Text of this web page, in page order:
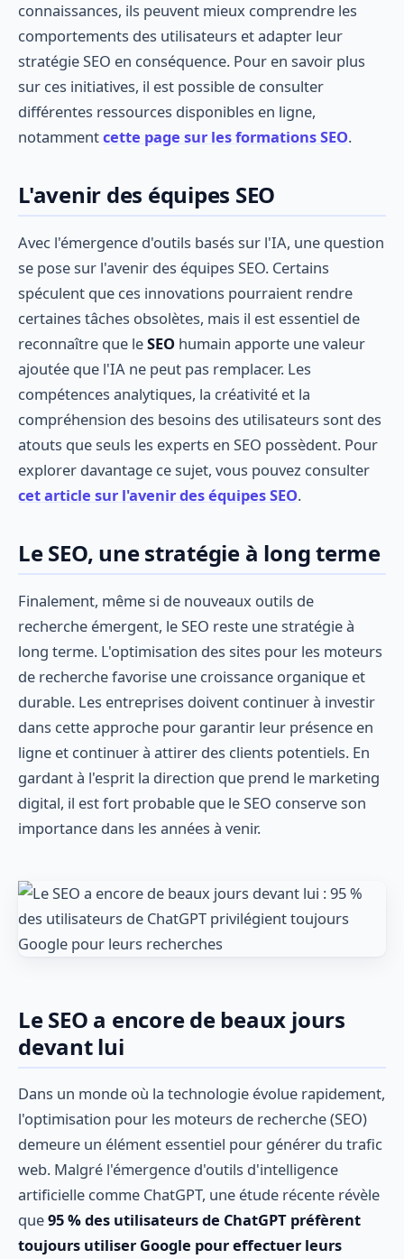
connaissances, ils peuvent mieux comprendre les
comportements des utilisateurs et adapter leur
stratégie SEO en conséquence. Pour en savoir plus
sur ces initiatives, il est possible de consulter
différentes ressources disponibles en ligne,
notammentcette page sur les formations SEO.
L'avenir des équipes SEO
Avec l'émergence d'outils basés sur l'IA, une question
se pose sur l'avenir des équipes SEO. Certains
spéculent que ces innovations pourraient rendre
certaines tâches obsolètes, mais il est essentiel de
reconnaître que leSEO humain apporte une valeur
ajoutée que l'IA ne peut pas remplacer. Les
compétences analytiques, la créativité et la
compréhension des besoins des utilisateurs sont des
atouts que seuls les experts en SEO possèdent. Pour
explorer davantage ce sujet, vous pouvez consulter
cet article sur l'avenir des équipes SEO.
Le SEO, une stratégie à long terme
Finalement, même si de nouveaux outils de
recherche émergent, le SEO reste une stratégie à
long terme. L'optimisation des sites pour les moteurs
de recherche favorise une croissance organique et
durable. Les entreprises doivent continuer à investir
dans cette approche pour garantir leur présence en
ligne et continuer à attirer des clients potentiels. En
gardant à l'esprit la direction que prend le marketing
digital, il est fort probable que le SEO conserve son
importance dans les années à venir.
Le SEO a encore de beaux jours
devant lui
Dans un monde où la technologie évolue rapidement,
l'optimisation pour les moteurs de recherche (SEO)
demeure un élément essentiel pour générer du trafic
web. Malgré l'émergence d'outils d'intelligence
artificielle comme ChatGPT, une étude récente révèle
que95 % des utilisateurs de ChatGPT préfèrent
toujours utiliser Google pour effectuer leurs